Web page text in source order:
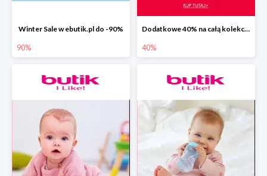
Winter Sale w ebutik.pl do -90%
90%
Dodatkowe 40% na całą kolekcję dziecięcą w ebutik.pl
40%